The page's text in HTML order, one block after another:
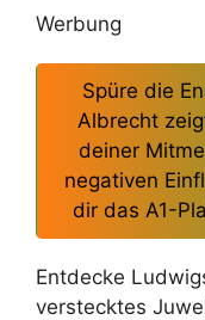
Werbung
Spüre die
Albrecht
deiner
negativen
dir das A1-
Entdecke
verstecktes